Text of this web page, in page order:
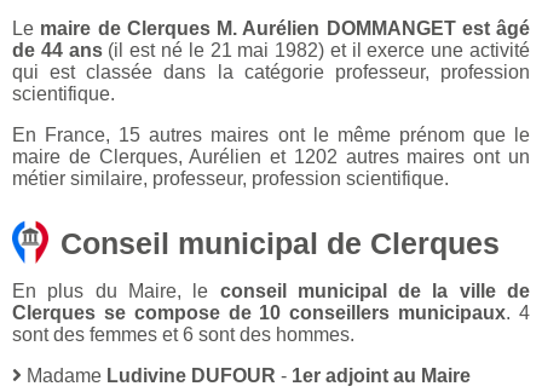
Le maire de Clerques M. Aurélien DOMMANGET est âgé
de 44 ans(il est né le 21 mai 1982) et il exerce une activité
qui est classée dans la catégorie professeur, profession
scientifique.
En France, 15 autres maires ont le même prénom que le
maire de Clerques, Aurélien et 1202 autres maires ont un
métier similaire, professeur, profession scientifique.
Conseil municipal de Clerques
En plus du Maire, le conseil municipal de la ville de
Clerques se compose de 10 conseillers municipaux. 4
sont des femmes et 6 sont des hommes.
Madame Ludivine DUFOUR - 1er adjoint au Maire